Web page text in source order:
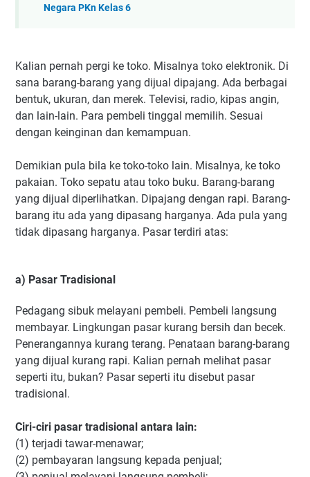
Negara PKn Kelas 6
Kalian pernah pergi ke toko. Misalnya toko elektronik. Di
sana barang-barang yang dijual dipajang. Ada berbagai
bentuk, ukuran, dan merek. Televisi, radio, kipas angin,
dan lain-lain. Para pembeli tinggal memilih. Sesuai
dengan keinginan dan kemampuan.
Demikian pula bila ke toko-toko lain. Misalnya, ke toko
pakaian. Toko sepatu atau toko buku. Barang-barang
yang dijual diperlihatkan. Dipajang dengan rapi. Barang-
barang itu ada yang dipasang harganya. Ada pula yang
tidak dipasang harganya. Pasar terdiri atas:
a) Pasar Tradisional
Pedagang sibuk melayani pembeli. Pembeli langsung
membayar. Lingkungan pasar kurang bersih dan becek.
Penerangannya kurang terang. Penataan barang-barang
yang dijual kurang rapi. Kalian pernah melihat pasar
seperti itu, bukan? Pasar seperti itu disebut pasar
tradisional.
Ciri-ciri pasar tradisional antara lain:
(1) terjadi tawar-menawar;
(2) pembayaran langsung kepada penjual;